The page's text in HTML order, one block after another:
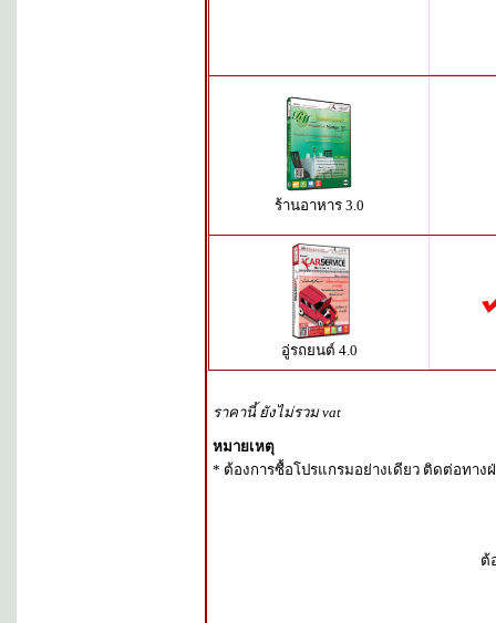
ร้านอาหาร 3.0
อู่รถยนต์ 4.0
ราคานี้ ยังไม่รวม vat
หมายเหตุ
* ต้องการซื้อโปรแกรมอย่างเดียว ติดต่อทา
ต้